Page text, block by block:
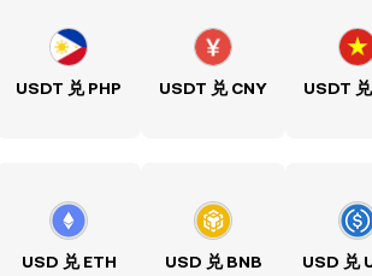
USDT 兑 PHP USDT 兑 CNY USDT
USD 兑 ETH USD 兑 BNB USD 兑